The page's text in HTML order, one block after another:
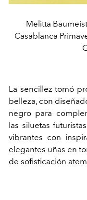
Melitta
Casablanca
La sencillez tomó
belleza, con
negro para
las siluetas
vibrantes con
elegantes uñas en
de sofisticación